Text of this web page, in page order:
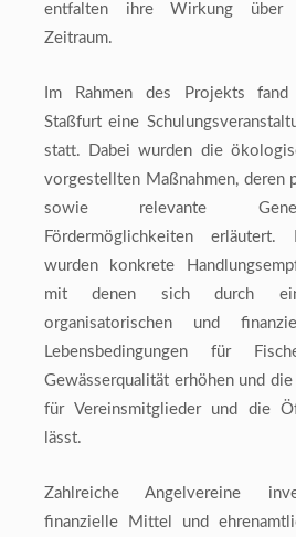
entfalten ihre Wirkung über
Zeitraum.
Im Rahmen des Projekts
Staßfurt eine
statt. Dabei wurden die
vorgestellten Maßnahmen, deren
sowie relevante
Fördermöglichkeiten erläutert.
wurden konkrete
mit denen sich durch
organisatorischen und
Lebensbedingungen für
Gewässerqualität erhöhen und
für Vereinsmitglieder und die
lässt.
Zahlreiche Angelvereine
finanzielle Mittel und